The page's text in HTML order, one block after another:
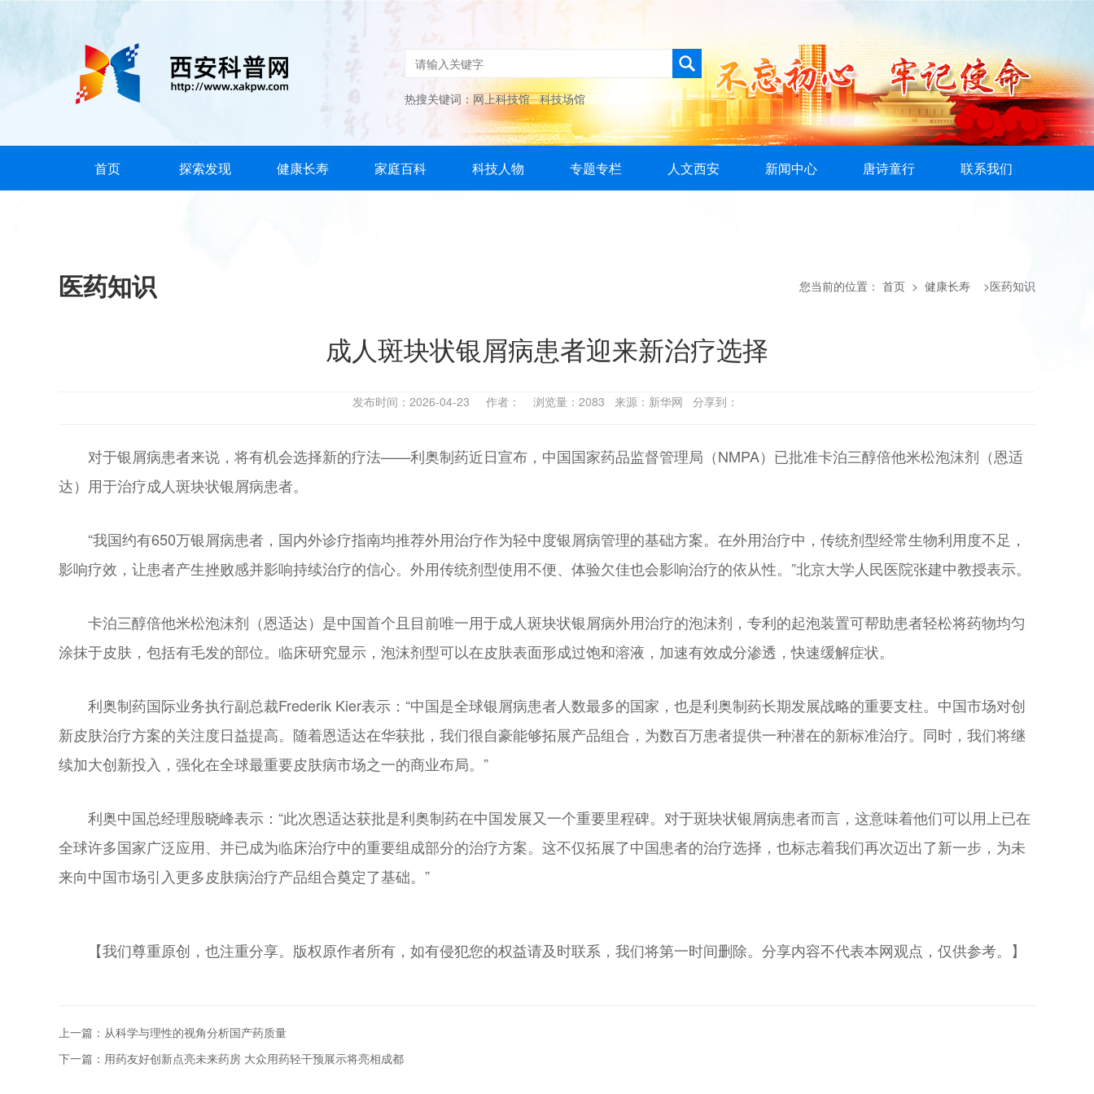
热搜关键词： 网上科技馆 科技场馆
首页 探索发现 健康长寿 家庭百科 科技人物 专题专栏 人文西安 新闻中心 唐诗童行 联系我们
医药知识 您当前的位置： 首页 > 健康长寿 >医药知识
成人斑块状银屑病患者迎来新治疗选择
发布时间：2026-04-23 作者： 浏览量：2083 来源：新华网 分享到：
对于银屑病患者来说，将有机会选择新的疗法——利奥制药近日宣布，中国国家药品监督管理局（NMPA）已批准卡泊三醇倍他米松泡沫剂（恩适
达）用于治疗成人斑块状银屑病患者。
“我国约有650万银屑病患者，国内外诊疗指南均推荐外用治疗作为轻中度银屑病管理的基础方案。在外用治疗中，传统剂型经常生物利用度不足，
影响疗效，让患者产生挫败感并影响持续治疗的信心。外用传统剂型使用不便、体验欠佳也会影响治疗的依从性。”北京大学人民医院张建中教授表示。
卡泊三醇倍他米松泡沫剂（恩适达）是中国首个且目前唯一用于成人斑块状银屑病外用治疗的泡沫剂，专利的起泡装置可帮助患者轻松将药物均匀
涂抹于皮肤，包括有毛发的部位。临床研究显示，泡沫剂型可以在皮肤表面形成过饱和溶液，加速有效成分渗透，快速缓解症状。
利奥制药国际业务执行副总裁Frederik Kier表示：“中国是全球银屑病患者人数最多的国家，也是利奥制药长期发展战略的重要支柱。中国市场对创
新皮肤治疗方案的关注度日益提高。随着恩适达在华获批，我们很自豪能够拓展产品组合，为数百万患者提供一种潜在的新标准治疗。同时，我们将继
续加大创新投入，强化在全球最重要皮肤病市场之一的商业布局。”
利奥中国总经理殷晓峰表示：“此次恩适达获批是利奥制药在中国发展又一个重要里程碑。对于斑块状银屑病患者而言，这意味着他们可以用上已在
全球许多国家广泛应用、并已成为临床治疗中的重要组成部分的治疗方案。这不仅拓展了中国患者的治疗选择，也标志着我们再次迈出了新一步，为未
来向中国市场引入更多皮肤病治疗产品组合奠定了基础。”
【我们尊重原创，也注重分享。版权原作者所有，如有侵犯您的权益请及时联系，我们将第一时间删除。分享内容不代表本网观点，仅供参考。】
上一篇：从科学与理性的视角分析国产药质量
下一篇：用药友好创新点亮未来药房 大众用药轻干预展示将亮相成都